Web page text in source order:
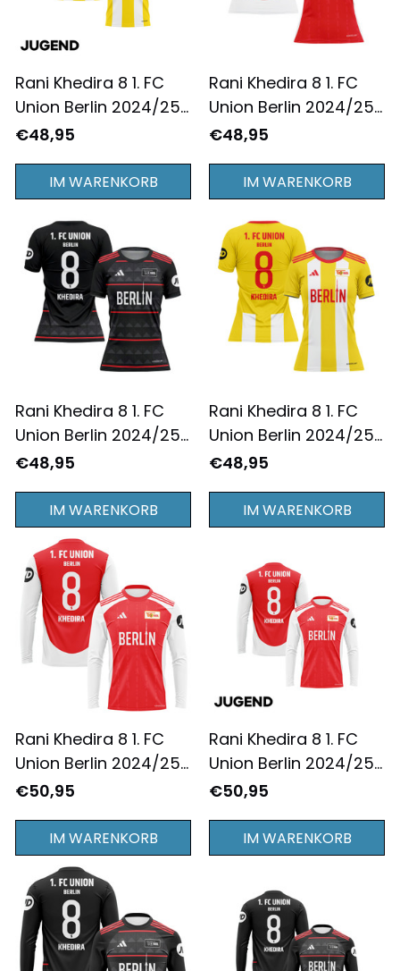
Rani Khedira 8 1. FC
Union Berlin 2024/25
Ausweichtrikot
Bedruckt - Gelb
€48,95
IM WARENKORB
Rani Khedira 8 1. FC
Union Berlin 2024/25
Heimtrikot Damen -
€48,95
IM WARENKORB
Rani Khedira 8 1. FC
Union Berlin 2024/25
Auswärtstrikot
Bedruckt - Schwarz
€48,95
IM WARENKORB
Rani Khedira 8 1. FC
Union Berlin 2024/25
Ausweichtrikot
Bedruckt - Gelb
€48,95
IM WARENKORB
Rani Khedira 8 1. FC
Union Berlin 2024/25
Heimtrikot Langarm
Bedruckt - Rot
€50,95
IM WARENKORB
Rani Khedira 8 1. FC
Union Berlin 2024/25
Jugend Heimtrikot
Bedruckt - Rot
€50,95
IM WARENKORB